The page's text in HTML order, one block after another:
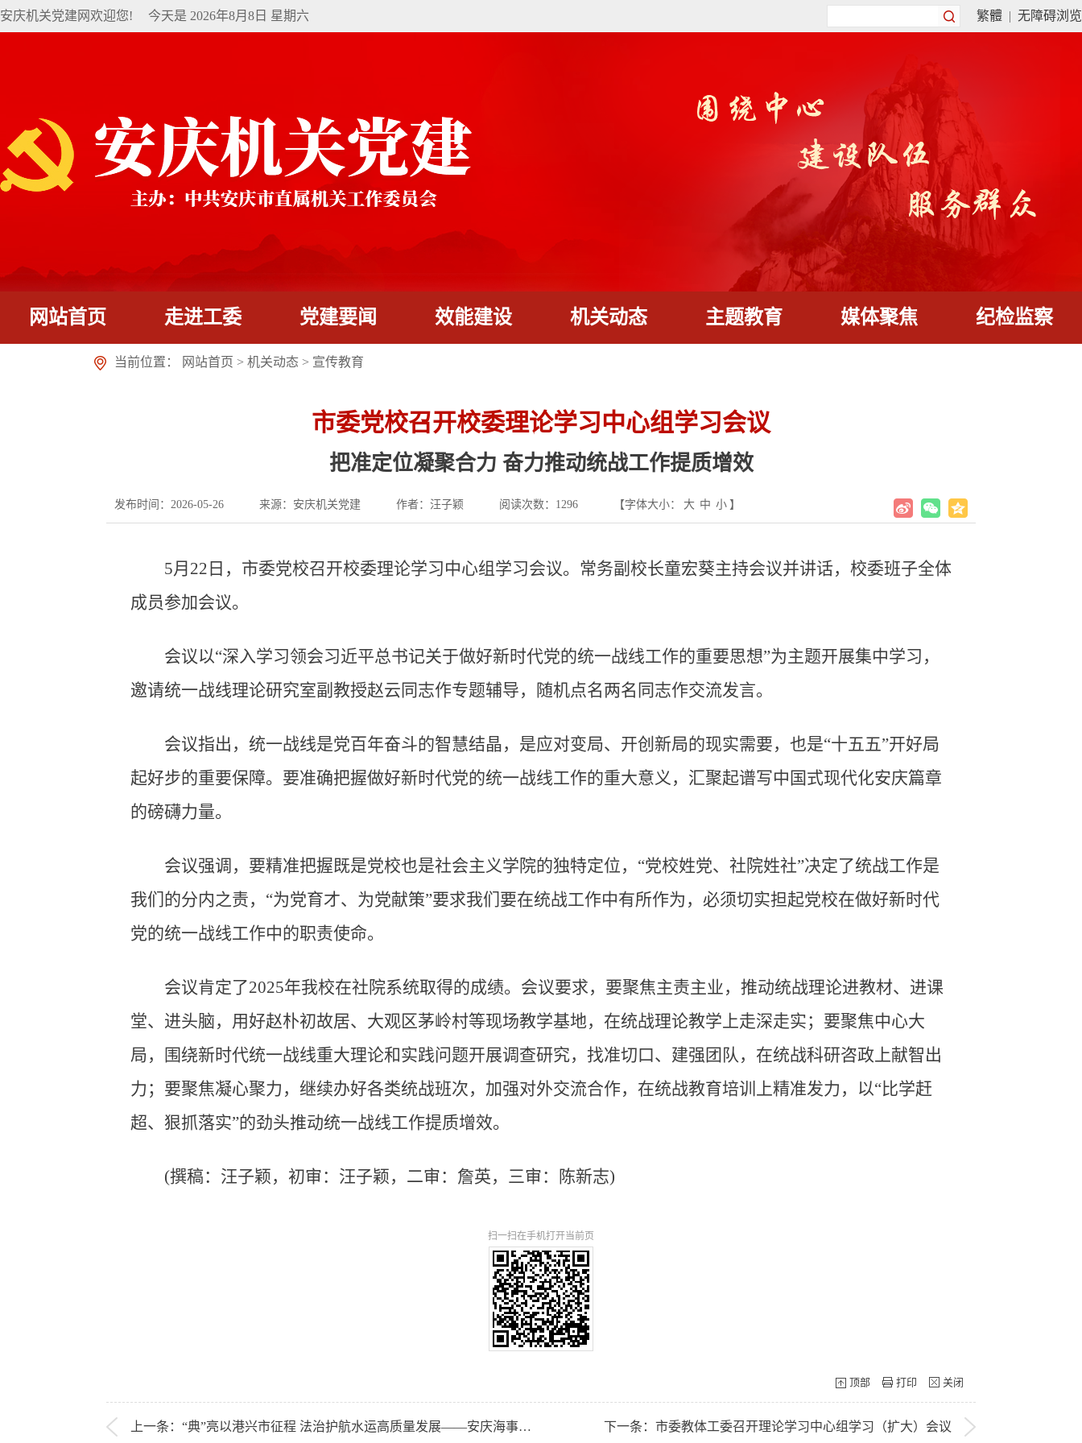
安庆机关党建网欢迎您! 今天是 2026年8月8日 星期六 繁體 | 无障碍浏览
网站首页 走进工委 党建要闻 效能建设 机关动态 主题教育 媒体聚焦 纪检监察
当前位置： 网站首页 > 机关动态 > 宣传教育
市委党校召开校委理论学习中心组学习会议
把准定位凝聚合力 奋力推动统战工作提质增效
发布时间：2026-05-26 来源：安庆机关党建 作者：汪子颖 阅读次数： 1296 【字体大小： 大 中 小 】
5月22日，市委党校召开校委理论学习中心组学习会议。常务副校长童宏葵主持会议并讲话，校委班子全体
成员参加会议。
会议以“深入学习领会习近平总书记关于做好新时代党的统一战线工作的重要思想”为主题开展集中学习，
邀请统一战线理论研究室副教授赵云同志作专题辅导，随机点名两名同志作交流发言。
会议指出，统一战线是党百年奋斗的智慧结晶，是应对变局、开创新局的现实需要，也是“十五五”开好局
起好步的重要保障。要准确把握做好新时代党的统一战线工作的重大意义，汇聚起谱写中国式现代化安庆篇章
的磅礴力量。
会议强调，要精准把握既是党校也是社会主义学院的独特定位，“党校姓党、社院姓社”决定了统战工作是
我们的分内之责，“为党育才、为党献策”要求我们要在统战工作中有所作为，必须切实担起党校在做好新时代
党的统一战线工作中的职责使命。
会议肯定了2025年我校在社院系统取得的成绩。会议要求，要聚焦主责主业，推动统战理论进教材、进课
堂、进头脑，用好赵朴初故居、大观区茅岭村等现场教学基地，在统战理论教学上走深走实；要聚焦中心大
局，围绕新时代统一战线重大理论和实践问题开展调查研究，找准切口、建强团队，在统战科研咨政上献智出
力；要聚焦凝心聚力，继续办好各类统战班次，加强对外交流合作，在统战教育培训上精准发力，以“比学赶
超、狠抓落实”的劲头推动统一战线工作提质增效。
(撰稿：汪子颖，初审：汪子颖，二审：詹英，三审：陈新志)
扫一扫在手机打开当前页
顶部 打印 关闭
上一条：“典”亮以港兴市征程 法治护航水运高质量发展——安庆海事局多维发力推进2026年民法典宣传月走深走实 下一条：市委教体工委召开理论学习中心组学习（扩大）会议